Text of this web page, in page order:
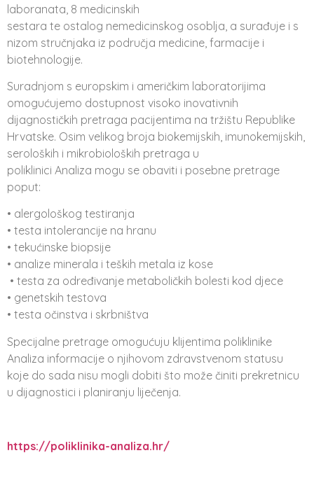
laboranata, 8 medicinskih
sestara te ostalog nemedicinskog osoblja, a surađuje i s
nizom stručnjaka iz područja medicine, farmacije i
biotehnologije.
Suradnjom s europskim i američkim laboratorijima
omogućujemo dostupnost visoko inovativnih
dijagnostičkih pretraga pacijentima na tržištu Republike
Hrvatske. Osim velikog broja biokemijskih, imunokemijskih,
seroloških i mikrobioloških pretraga u
poliklinici Analiza mogu se obaviti i posebne pretrage
poput:
• alergološkog testiranja
• testa intolerancije na hranu
• tekućinske biopsije
• analize minerala i teških metala iz kose
• testa za određivanje metaboličkih bolesti kod djece
• genetskih testova
• testa očinstva i skrbništva
Specijalne pretrage omogućuju klijentima poliklinike
Analiza informacije o njihovom zdravstvenom statusu
koje do sada nisu mogli dobiti što može činiti prekretnicu
u dijagnostici i planiranju liječenja.
https://poliklinika-analiza.hr/